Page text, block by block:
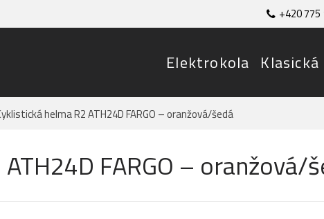
+420 775
Elektrokola
helma R2 ATH24D FARGO – oranžová/šedá
FARGO – oranžová/